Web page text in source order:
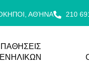
ΑΘΉΝΑ 210
ΠΑΘΗΣΕΙΣ
ΕΝΗΛΙΚΩΝ